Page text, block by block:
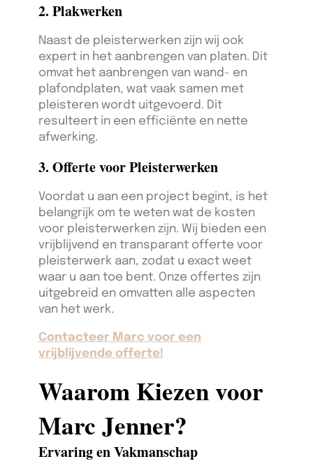
2. Plakwerken
Naast de pleisterwerken zijn wij ook
expert in het aanbrengen van platen. Dit
omvat het aanbrengen van wand- en
plafondplaten, wat vaak samen met
pleisteren wordt uitgevoerd. Dit
resulteert in een efficiënte en nette
afwerking.
3. Offerte voor Pleisterwerken
Voordat u aan een project begint, is het
belangrijk om te weten wat de kosten
voor pleisterwerken zijn. Wij bieden een
vrijblijvend en transparant offerte voor
pleisterwerk aan, zodat u exact weet
waar u aan toe bent. Onze offertes zijn
uitgebreid en omvatten alle aspecten
van het werk.
Contacteer Marc voor een
vrijblijvende offerte!
Waarom Kiezen voor
Marc Jenner?
Ervaring en Vakmanschap